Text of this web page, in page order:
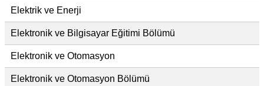
Elektrik ve Enerji
Elektronik ve Bilgisayar Eğitimi Bölümü
Elektronik ve Otomasyon
Elektronik ve Otomasyon Bölümü